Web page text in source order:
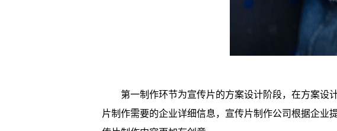
第一制作环节为宣传片的方案设计阶段，在方案设
片制作需要的企业详细信息，宣传片制作公司根据企业